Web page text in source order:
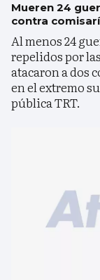
Mueren 24
contra
Al menos 24
repelidos por
atacaron a dos
en el extremo
pública TRT.